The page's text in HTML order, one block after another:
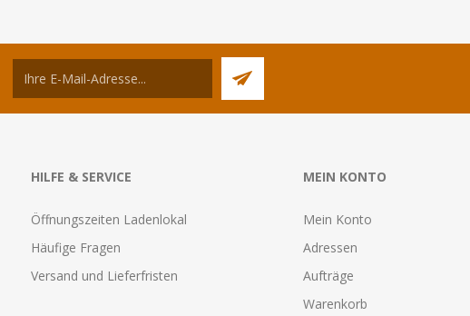
HILFE & SERVICE
Öffnungszeiten Ladenlokal
Häufige Fragen
Versand und Lieferfristen
MEIN KONTO
Mein Konto
Adressen
Aufträge
Warenkorb